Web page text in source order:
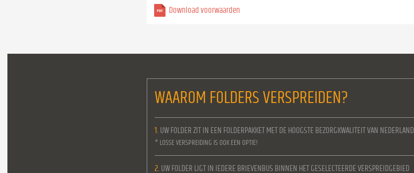
Download voorwaarden
WAAROM FOLDERS VERSPREIDEN?
1. UW FOLDER ZIT IN EEN FOLDERPAKKET MET DE HOOGSTE BEZORGKWALITEIT VAN NEDERLAND
* LOSSE VERSPREIDING IS OOK EEN OPTIE!
2. UW FOLDER LIGT IN IEDERE BRIEVENBUS BINNEN HET GESELECTEERDE VERSPREIDGEBIED